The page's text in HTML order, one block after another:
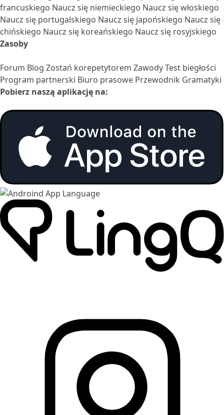
francuskiego Naucz się niemieckiego Naucz się włoskiego
Naucz się portugalskiego Naucz się japońskiego Naucz się
chińskiego Naucz się koreańskiego Naucz się rosyjskiego
Zasoby
Forum Blog Zostań korepetytorem ZawodyTest biegłości
Program partnerski Biuro prasowe Przewodnik Gramatyki
Pobierz naszą aplikację na: